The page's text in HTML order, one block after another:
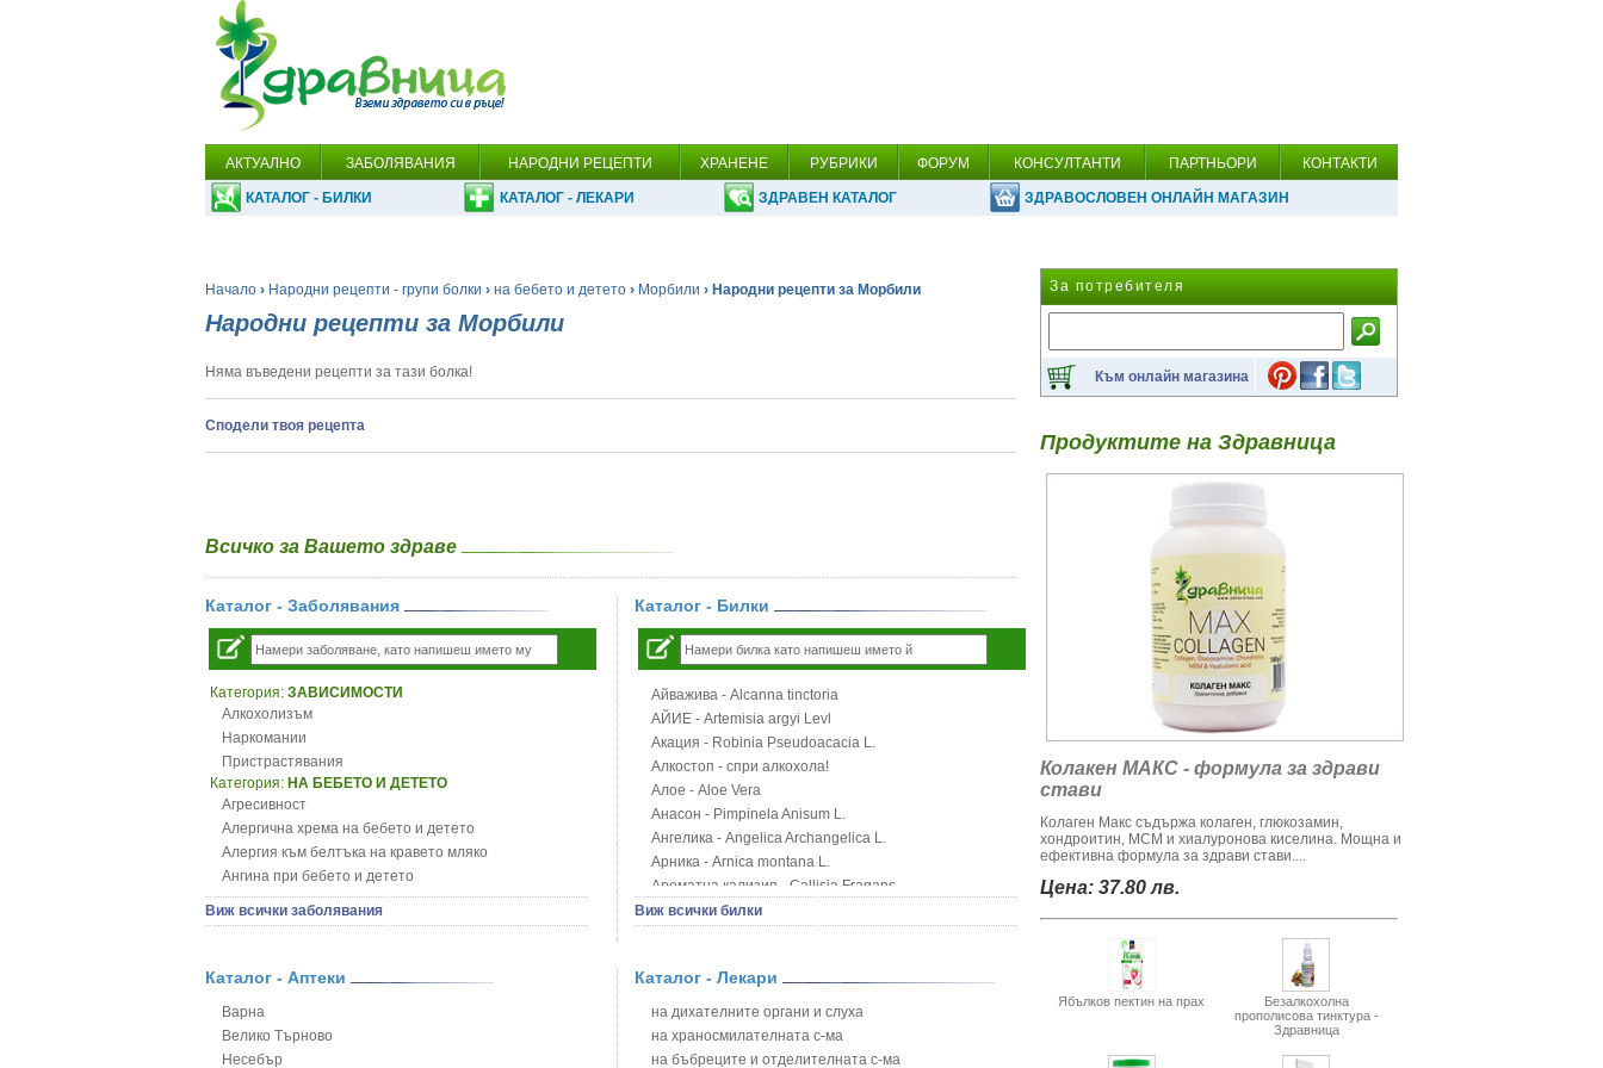
АКТУАЛНО ЗАБОЛЯВАНИЯ НАРОДНИ РЕЦЕПТИ ХРАНЕНЕ РУБРИКИ ФОРУМ КОНСУЛТАНТИ ПАРТНЬОРИ КОНТАКТИ
КАТАЛОГ - БИЛКИ КАТАЛОГ - ЛЕКАРИ ЗДРАВЕН КАТАЛОГ ЗДРАВОСЛОВЕН ОНЛАЙН МАГАЗИН
Начало › Народни рецепти - групи болки › на бебето и детето › Морбили › Народни рецепти за Морбили
Народни рецепти за Морбили
Няма въведени рецепти за тази болка!
Сподели твоя рецепта
Всичко за Вашето здраве
Каталог - Заболявания
Категория: ЗАВИСИМОСТИ
Алкохолизъм
Наркомании
Пристрастявания
Категория: НА БЕБЕТО И ДЕТЕТО
Агресивност
Алергична хрема на бебето и детето
Алергия към белтъка на кравето мляко
Ангина при бебето и детето
Анемия при бебето и детето
Апетит - пълни деца
Безапетитие при бебето и детето
Бронхит и пневмония при деца
Варицела
Виж всички заболявания
Каталог - Билки
Айважива - Alcanna tinctoria
АЙИЕ - Artemisia argyi Levl
Акация - Robinia Pseudoacacia L.
Алкостоп - спри алкохола!
Алое - Aloe Vera
Анасон - Pimpinela Anisum L.
Ангелика - Angelica Archangelica L.
Арника - Arnica montana L.
Ароматна кализия - Callisia Fragans
Арония - Sorbus melanocorpa
Блатен аир - Acorus calamus L.
Блатен тъжник - Spirea ulmaria L.
Блян
Бобови шушулки - Phaseolus Vulgaris L.
Виж всички билки
Каталог - Аптеки
Варна
Велико Търново
Несебър
Каталог - Лекари
на дихателните органи и слуха
на храносмилателната с-ма
на бъбреците и отделителната с-ма
За потребителя
Към онлайн магазина
Продуктите на Здравница
Колакен МАКС - формула за здрави
стави
Колаген Макс съдържа колаген, глюкозамин,
хондроитин, МСМ и хиалуронова киселина. Мощна и
ефективна формула за здрави стави....
Цена: 37.80 лв.
Ябълков пектин на прах
Безалкохолна
прополисова тинктура -
Здравница